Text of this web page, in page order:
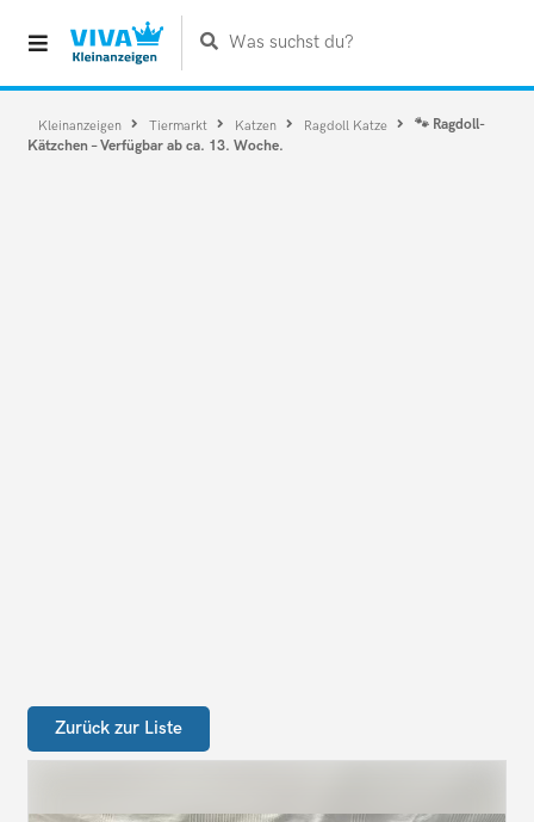
Was suchst du?
Kleinanzeigen Tiermarkt Katzen Ragdoll Katze
🐾 Ragdoll-
Kätzchen – Verfügbar ab ca. 13. Woche.
Zurück zur Liste